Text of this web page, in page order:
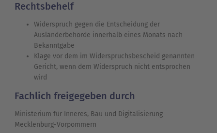
Rechtsbehelf
Widerspruch gegen die Entscheidung der
Ausländerbehörde innerhalb eines Monats nach
Bekanntgabe
Klage vor dem im Widerspruchsbescheid genannten
Gericht, wenn dem Widerspruch nicht entsprochen
wird
Fachlich freigegeben durch
Ministerium für Inneres, Bau und Digitalisierung
Mecklenburg-Vorpommern